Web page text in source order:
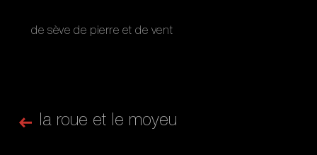
de sève de pierre et de vent
la roue et le moyeu